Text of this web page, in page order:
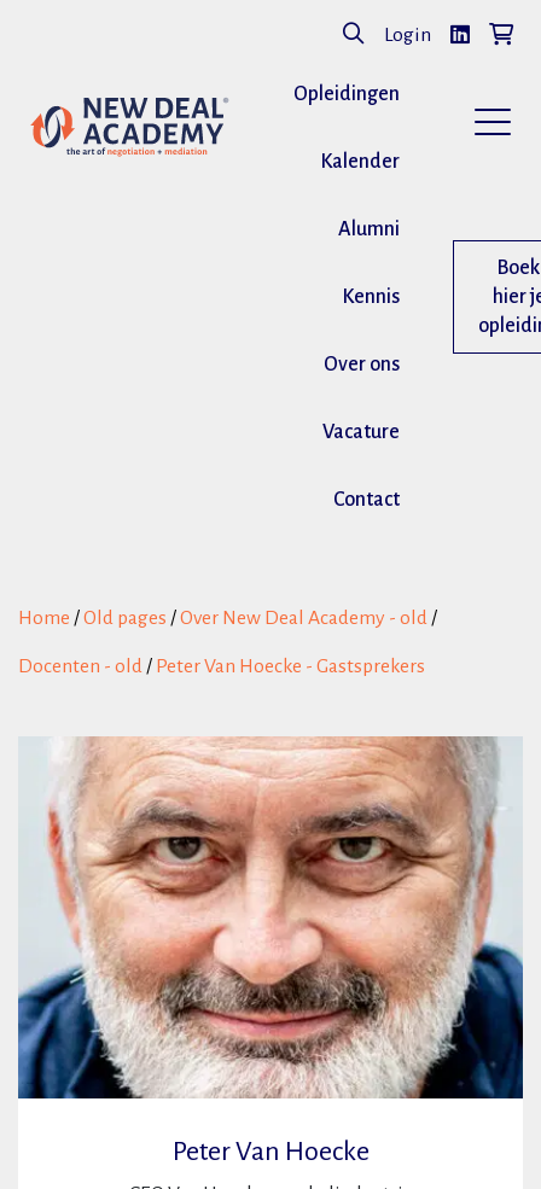
Login
Opleidingen
Kalender
Alumni
Kennis
Over ons
Vacature
Contact
Boek
hier
Home /Old pages /Over New Deal Academy - old/
Docenten - old/ Peter Van Hoecke - Gastsprekers
Peter Van Hoecke